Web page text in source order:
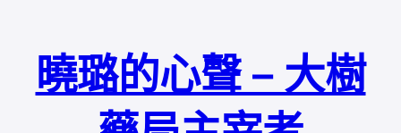
曉璐的心聲 – 大樹